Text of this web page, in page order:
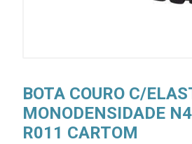
BOTA COURO C/
MONODENSIDADE
R011 CARTOM